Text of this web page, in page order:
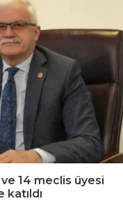
14 meclis üyesi